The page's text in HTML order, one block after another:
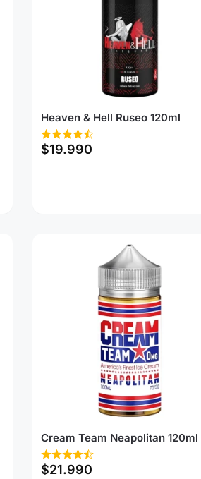
Heaven & Hell Ruseo 120ml
$19.990
Cream Team Neapolitan 120ml
$21.990